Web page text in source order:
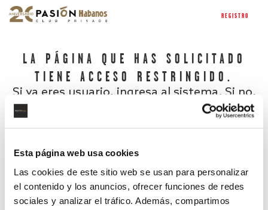
Esta página web usa cookies
Las cookies de este sitio web se usan para personalizar
el contenido y los anuncios, ofrecer funciones de redes
sociales y analizar el tráfico. Además, compartimos
REGISTRO
LA PÁGINA QUE HAS SOLICITADO
TIENE ACCESO RESTRINGIDO.
Si ya eres usuario, ingresa al sistema. Si no,